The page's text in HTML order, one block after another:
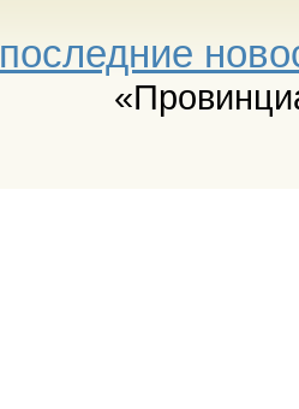
последние